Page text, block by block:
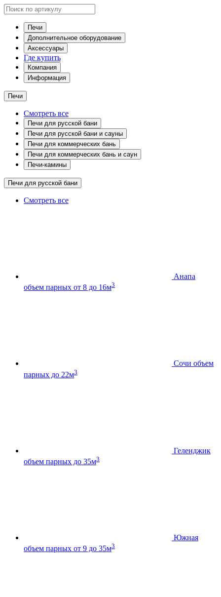
Печи
Дополнительное оборудование
Аксессуары
Где купить
Компания
Информация
Печи
Смотреть все
Печи для русской бани
Печи для русской бани и сауны
Печи для коммерческих бань
Печи для коммерческих бань и саун
Печи-камины
Печи для русской бани
Смотреть все
Анапа
объем парных от 8 до 16м3
Сочи объем
парных до 22м3
Геленджик
объем парных до 35м3
Южная
объем парных от 9 до 35м3